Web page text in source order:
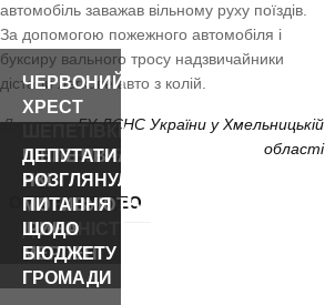
автомобіль заважав вільному руху поїздів.
За допомогою пожежного автомобіля і
буксиру вального тросу надзвичайники
дістали легкове авто з колій.
Джерело:ГУ ДСНС України у Хмельницькій
області
ОСТАННІ ВІДЕО
ЧЕРВОНИЙ
ХРЕСТ
ШЕПЕТІВКИ
ПРОЗВІТУВАВ
ПРО
РІЧНУ
ДІЯЛЬНІСТЬ
ШЕПЕТІВЧАНИ,
ЯКІ
МОТИВУЮТЬ:
ІРИНА
МЕРЛЕНІ
ДЕПУТАТИ
РОЗГЛЯНУЛИ
ПИТАННЯ
ЩОДО
БЮДЖЕТУ
ГРОМАДИ